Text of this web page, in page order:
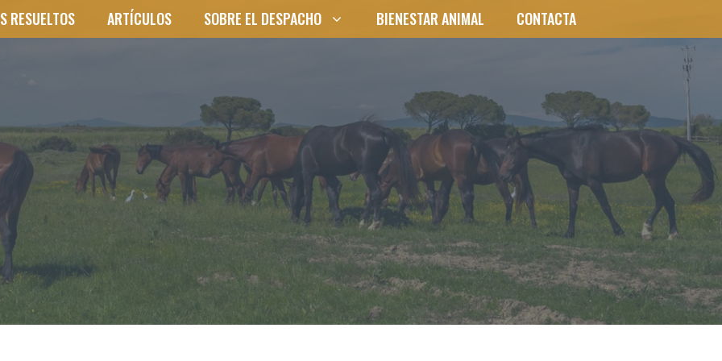
RESUELTOS ARTÍCULOS SOBRE EL DESPACHO BIENESTAR ANIMAL CONTACTA